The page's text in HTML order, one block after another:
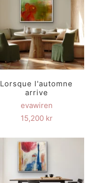
Lorsque l'automne
arrive
evawiren
15,200 kr